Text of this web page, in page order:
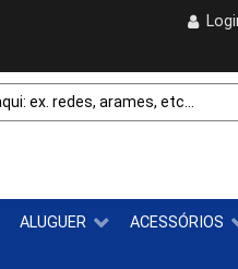
ALUGUER ACESSÓRIOS